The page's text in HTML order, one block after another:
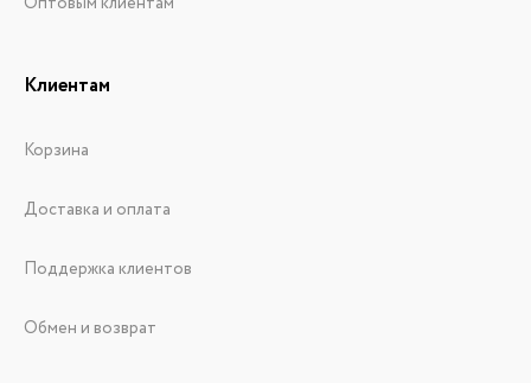
Клиентам
Корзина
Доставка и оплата
Поддержка клиентов
Обмен и возврат